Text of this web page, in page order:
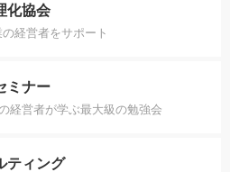
化協会
経営者をサポート
ミナー
経営者が学ぶ最大級の勉強会
ティング